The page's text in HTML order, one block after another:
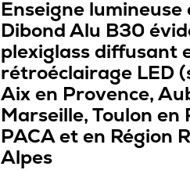
Enseigne lumineuse
Dibond Alu B30
plexiglass diffusant
rétroéclairage LED
Aix en Provence,
Marseille, Toulon en
PACA et en Région
Alpes